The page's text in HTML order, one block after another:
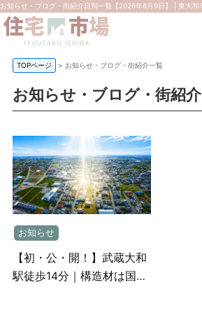
TOPページ > お知らせ・ブログ・街紹介一覧
お知らせ・ブログ・街紹介
お知らせ
【初・公・開！】武蔵大和
駅徒歩14分｜構造材は国産